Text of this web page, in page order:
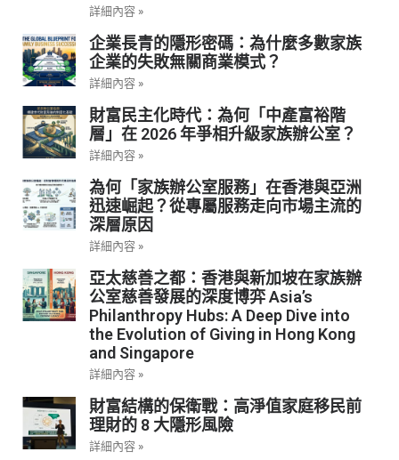
詳細內容 »
企業長青的隱形密碼：為什麼多數家族
企業的失敗無關商業模式？
詳細內容 »
財富民主化時代：為何「中產富裕階
層」在 2026 年爭相升級家族辦公室？
詳細內容 »
為何「家族辦公室服務」在香港與亞洲
迅速崛起？從專屬服務走向市場主流的
深層原因
詳細內容 »
亞太慈善之都：香港與新加坡在家族辦
公室慈善發展的深度博弈 Asia’s
Philanthropy Hubs: A Deep Dive into
the Evolution of Giving in Hong Kong
and Singapore
詳細內容 »
財富結構的保衛戰：高淨值家庭移民前
理財的 8 大隱形風險
詳細內容 »